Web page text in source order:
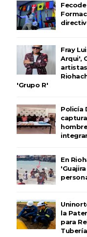
Fray
Arqui',
'Grupo R'
Policía
En
la
para